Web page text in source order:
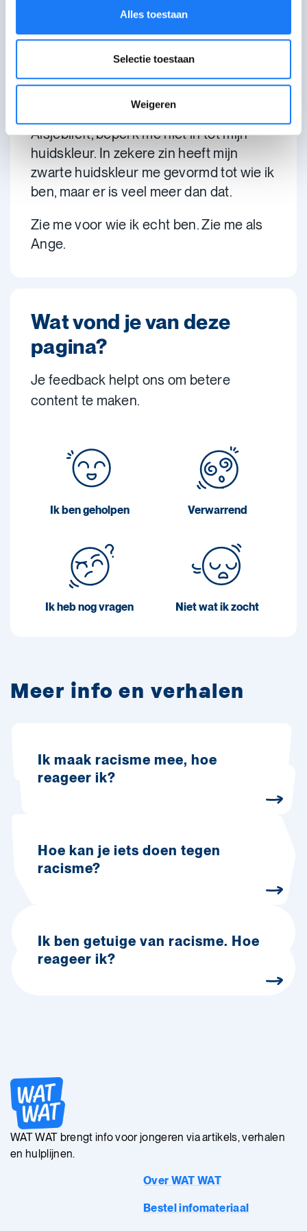
Alles toestaan
Selectie toestaan
Weigeren
Ik voel me niet veilig om mezelf te zijn,
omdat het niet overeenstemt met
iemand anders’ perceptie van een
zwarte vrouw. Soms voel ik me gewoon
Alsjeblieft, beperk me niet in tot mijn
huidskleur. In zekere zin heeft mijn
zwarte huidskleur me gevormd tot wie ik
ben, maar er is veel meer dan dat.
Zie me voor wie ik echt ben. Zie me als
Ange.
Wat vond je van deze
pagina?
Je feedback helpt ons om betere
content te maken.
Ik ben geholpen Verwarrend
Ik heb nog vragen Niet wat ik zocht
Meer info en verhalen
Ik maak racisme mee, hoe
reageer ik?
Hoe kan je iets doen tegen
racisme?
Ik ben getuige van racisme. Hoe
reageer ik?
WAT WAT brengt info voor jongeren via artikels, verhalen
en hulplijnen.
Over WAT WAT
Bestel infomateriaal